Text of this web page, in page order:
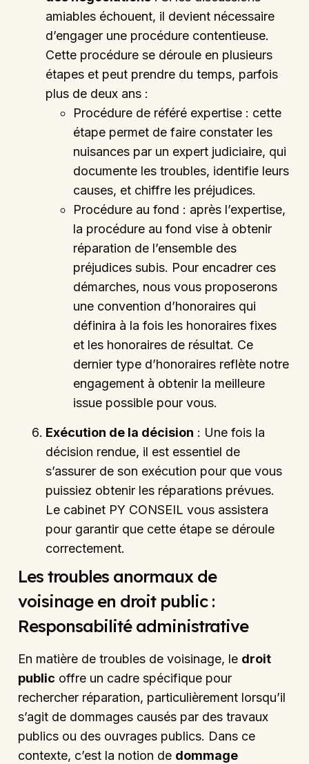
amiables échouent, il devient nécessaire
d’engager une procédure contentieuse.
Cette procédure se déroule en plusieurs
étapes et peut prendre du temps, parfois
plus de deux ans :
Procédure de référé expertise : cette
étape permet de faire constater les
nuisances par un expert judiciaire, qui
documente les troubles, identifie leurs
causes, et chiffre les préjudices.
Procédure au fond : après l’expertise,
la procédure au fond vise à obtenir
réparation de l’ensemble des
préjudices subis. Pour encadrer ces
démarches, nous vous proposerons
une convention d’honoraires qui
définira à la fois les honoraires fixes
et les honoraires de résultat. Ce
dernier type d’honoraires reflète notre
engagement à obtenir la meilleure
issue possible pour vous.
Exécution de la décision : Une fois la
décision rendue, il est essentiel de
s’assurer de son exécution pour que vous
puissiez obtenir les réparations prévues.
Le cabinet PY CONSEIL vous assistera
pour garantir que cette étape se déroule
correctement.
Les troubles anormaux de
voisinage en droit public :
Responsabilité administrative
En matière de troubles de voisinage, le droit
public offre un cadre spécifique pour
rechercher réparation, particulièrement lorsqu’il
s’agit de dommages causés par des travaux
publics ou des ouvrages publics. Dans ce
contexte, c’est la notion de dommage